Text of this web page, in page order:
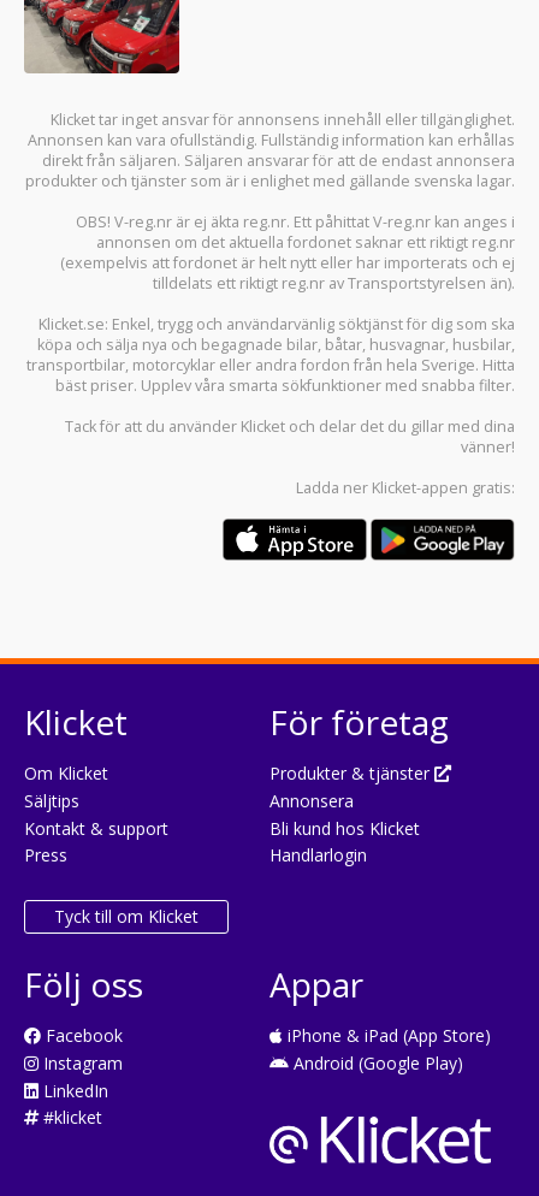
Klicket tar inget ansvar för annonsens innehåll eller tillgänglighet.
Annonsen kan vara ofullständig. Fullständig information kan erhållas
direkt från säljaren. Säljaren ansvarar för att de endast annonsera
produkter och tjänster som är i enlighet med gällande svenska lagar.
OBS! V-reg.nr är ej äkta reg.nr. Ett påhittat V-reg.nr kan anges i
annonsen om det aktuella fordonet saknar ett riktigt reg.nr
(exempelvis att fordonet är helt nytt eller har importerats och ej
tilldelats ett riktigt reg.nr av Transportstyrelsen än).
Klicket.se: Enkel, trygg och användarvänlig söktjänst för dig som ska
köpa och sälja nya och begagnade bilar, båtar, husvagnar, husbilar,
transportbilar, motorcyklar eller andra fordon från hela Sverige. Hitta
bäst priser. Upplev våra smarta sökfunktioner med snabba filter.
Tack för att du använder Klicket och delar det du gillar med dina
vänner!
Ladda ner Klicket-appen gratis:
Klicket
Om Klicket
Säljtips
Kontakt & support
Press
Tyck till om Klicket
För företag
Produkter & tjänster
Annonsera
Bli kund hos Klicket
Handlarlogin
Följ oss
Facebook
Instagram
LinkedIn
#klicket
Appar
iPhone & iPad (App Store)
Android (Google Play)